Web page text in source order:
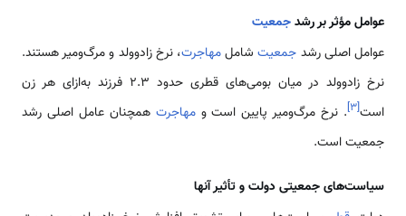
عوامل مؤثر بر رشدجمعیت
عوامل اصلی رشد جمعیتشاملمهاجرت، نرخ زادوولد و مرگ‌ومیر هستند.
نرخ زادوولد در میان بومی‌های قطری حدود ۲.۳ فرزند به‌ازای هر زن
است[۳]. نرخ مرگ‌ومیر پایین است ومهاجرت همچنان عامل اصلی رشد
جمعیت است.
سیاست‌های جمعیتی دولت و تأثیر آنها